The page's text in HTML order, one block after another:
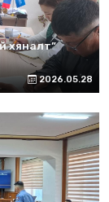
хяналт”
2026.05.28